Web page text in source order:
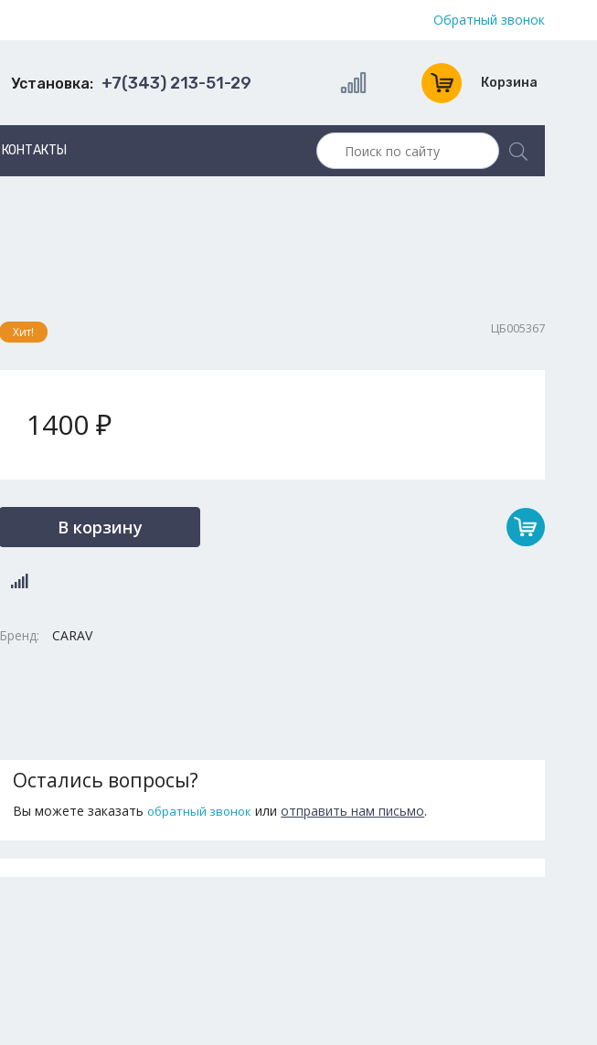
Обратный звонок
Установка: +7(343) 213-51-29 Корзина
КОНТАКТЫ
Хит! ЦБ005367
1400 ₽
В корзину
Бренд: CARAV
Остались вопросы?
Вы можете заказатьобратный звонок илиотправить нам письмо.